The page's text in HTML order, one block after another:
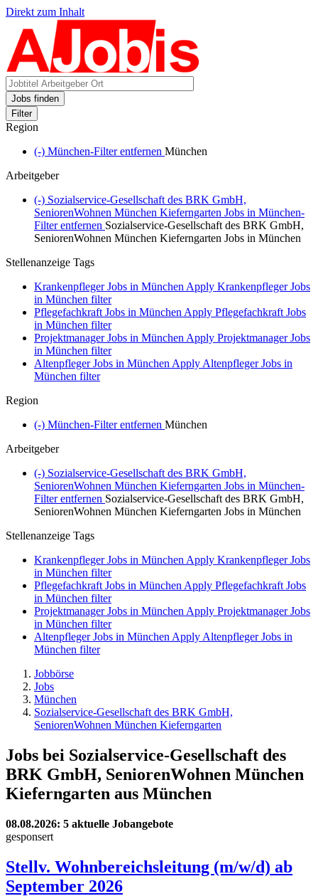
Direkt zum Inhalt
Jobs finden
Filter
Region
(-) München-Filter entfernen München
Arbeitgeber
(-) Sozialservice-Gesellschaft des BRK GmbH,
SeniorenWohnen München Kieferngarten Jobs in München-
Filter entfernen Sozialservice-Gesellschaft des BRK GmbH,
SeniorenWohnen München Kieferngarten Jobs in München
Stellenanzeige Tags
Krankenpfleger Jobs in München Apply Krankenpfleger Jobs
in München filter
Pflegefachkraft Jobs in München Apply Pflegefachkraft Jobs
in München filter
Projektmanager Jobs in München Apply Projektmanager Jobs
in München filter
Altenpfleger Jobs in München Apply Altenpfleger Jobs in
München filter
Region
(-) München-Filter entfernen München
Arbeitgeber
(-) Sozialservice-Gesellschaft des BRK GmbH,
SeniorenWohnen München Kieferngarten Jobs in München-
Filter entfernen Sozialservice-Gesellschaft des BRK GmbH,
SeniorenWohnen München Kieferngarten Jobs in München
Stellenanzeige Tags
Krankenpfleger Jobs in München Apply Krankenpfleger Jobs
in München filter
Pflegefachkraft Jobs in München Apply Pflegefachkraft Jobs
in München filter
Projektmanager Jobs in München Apply Projektmanager Jobs
in München filter
Altenpfleger Jobs in München Apply Altenpfleger Jobs in
München filter
Jobbörse
Jobs
München
Sozialservice-Gesellschaft des BRK GmbH,
SeniorenWohnen München Kieferngarten
Jobs bei Sozialservice-Gesellschaft des
BRK GmbH, SeniorenWohnen München
Kieferngarten aus München
08.08.2026: 5 aktuelle Jobangebote
gesponsert
Stellv. Wohnbereichsleitung (m/w/d) ab
September 2026